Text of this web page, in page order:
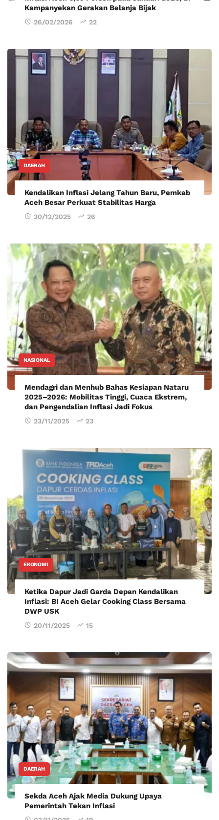
Kampanyekan Gerakan Belanja Bijak
26/02/2026 22
DAERAH
Kendalikan Inflasi Jelang Tahun Baru, Pemkab
Aceh Besar Perkuat Stabilitas Harga
30/12/2025 26
NASIONAL
Mendagri dan Menhub Bahas Kesiapan Nataru
2025–2026: Mobilitas Tinggi, Cuaca Ekstrem,
dan Pengendalian Inflasi Jadi Fokus
23/11/2025 23
EKONOMI
Ketika Dapur Jadi Garda Depan Kendalikan
Inflasi: BI Aceh Gelar Cooking Class Bersama
DWP USK
20/11/2025 15
DAERAH
Sekda Aceh Ajak Media Dukung Upaya
Pemerintah Tekan Inflasi